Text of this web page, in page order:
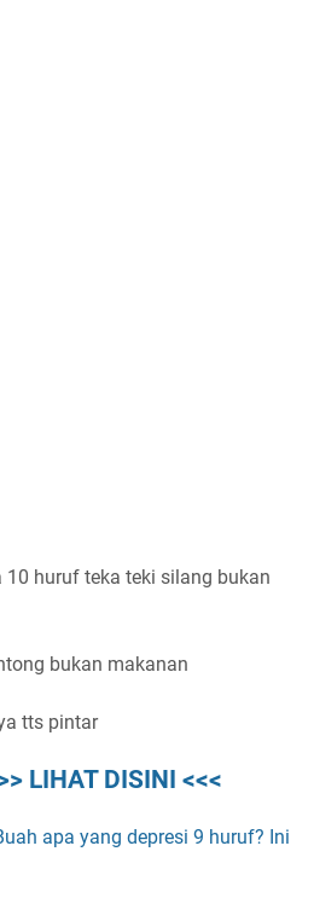
huruf teka teki silang bukan
bukan makanan
tts pintar
LIHAT DISINI <<<
apa yang depresi 9 huruf? Ini